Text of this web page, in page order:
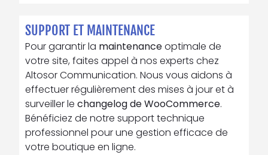
SUPPORT ET MAINTENANCE
Pour garantir la maintenanceoptimale de
votre site, faites appel à nos experts chez
Altosor Communication. Nous vous aidons à
effectuer régulièrement des mises à jour et à
surveiller lechangelog de WooCommerce.
Bénéficiez de notre support technique
professionnel pour une gestion efficace de
votre boutique en ligne.